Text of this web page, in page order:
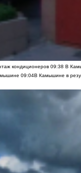
кондиционеров 09:38 В
09:04В Камышине в